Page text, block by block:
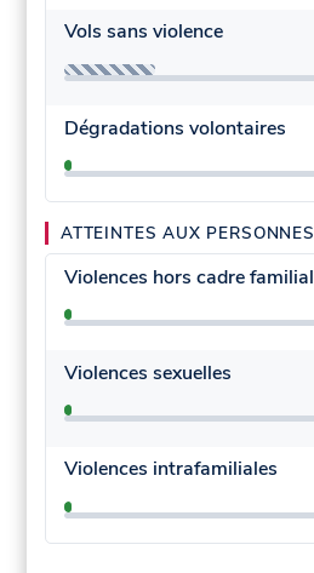
Vols sans violence
Dégradations volontaires
ATTEINTES AUX PERSONNES
Violences hors cadre familial
Violences sexuelles
Violences intrafamiliales